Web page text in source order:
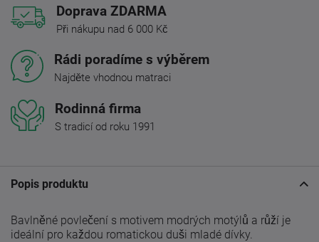
Doprava ZDARMA
Při nákupu nad 6 000 Kč
Rádi poradíme s výběrem
Najděte vhodnou matraci
Rodinná firma
S tradicí od roku 1991
Popis produktu
Bavlněné povlečení s motivem modrých motýlů a růží je
ideální pro každou romatickou duši mladé dívky.